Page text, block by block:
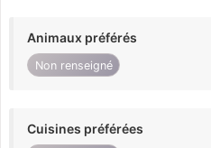
Animaux préférés
Non renseigné
Cuisines préférées